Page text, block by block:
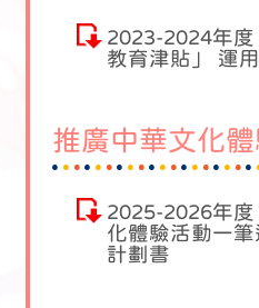
2023-2024年度
教育津貼」 運
推廣中華文化
2025-2026年度
化體驗活動一
計劃書